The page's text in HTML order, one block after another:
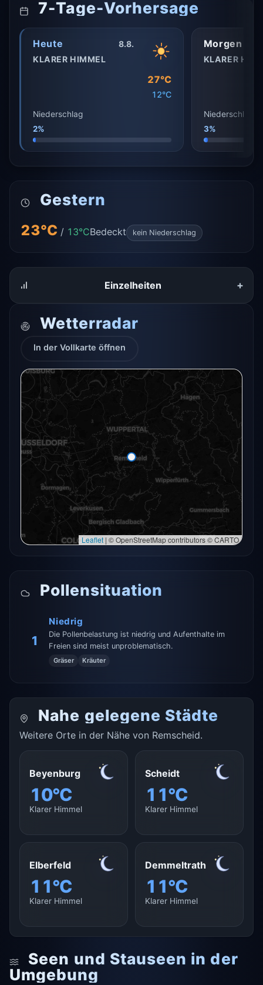
7-Tage-Vorhersage
Heute
8.8.
KLARER HIMMEL
27°C
12°C
Niederschlag
2%
Morgen
KLARER
Niederschlag
3%
Gestern
23°C / 13°CBedeckt kein Niederschlag
Einzelheiten +
Wetterradar
In der Vollkarte öffnen
Das Radar für diesen Ort konnte gerade nicht
geladen werden.
In der Vollkarte öffnen
Erneut versuchen
In der Vollkarte öffnen →
Leaflet | © OpenStreetMap contributors © CARTO
Pollensituation
1
Niedrig
Die Pollenbelastung ist niedrig und Aufenthalte im
Freien sind meist unproblematisch.
Gräser Kräuter
Nahe gelegene Städte
Weitere Orte in der Nähe von Remscheid.
Beyenburg
10°C
Klarer Himmel
Scheidt
11°C
Klarer Himmel
Elberfeld
11°C
Klarer Himmel
Demmeltrath
11°C
Klarer Himmel
Seen und Stauseen in der
Umgebung